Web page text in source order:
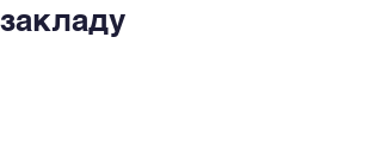
закладу